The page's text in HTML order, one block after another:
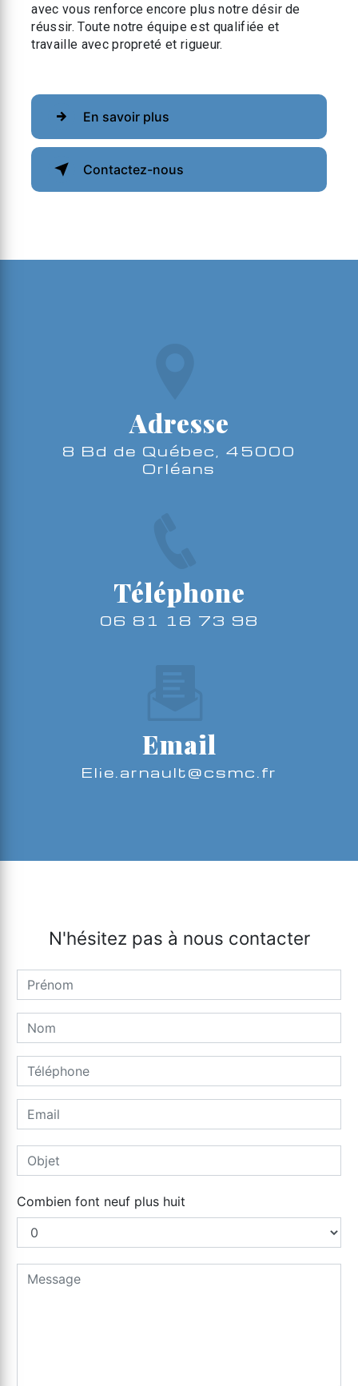
avec vous renforce encore plus notre désir de
réussir. Toute notre équipe est qualifiée et
travaille avec propreté et rigueur.
En savoir plus
Contactez-nous
Adresse
8 Bd de Québec, 45000
Orléans
Téléphone
06 81 18 73 98
Email
elie.arnault@csmc.fr
N'hésitez pas à nous contacter
Combien font neuf plus huit